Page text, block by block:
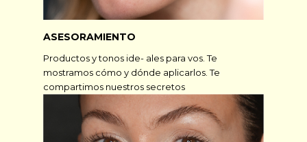
ASESORAMIENTO
Productos y tonos ide- ales para vos. Te
mostramos cómo y dónde aplicarlos. Te
compartimos nuestros secretos